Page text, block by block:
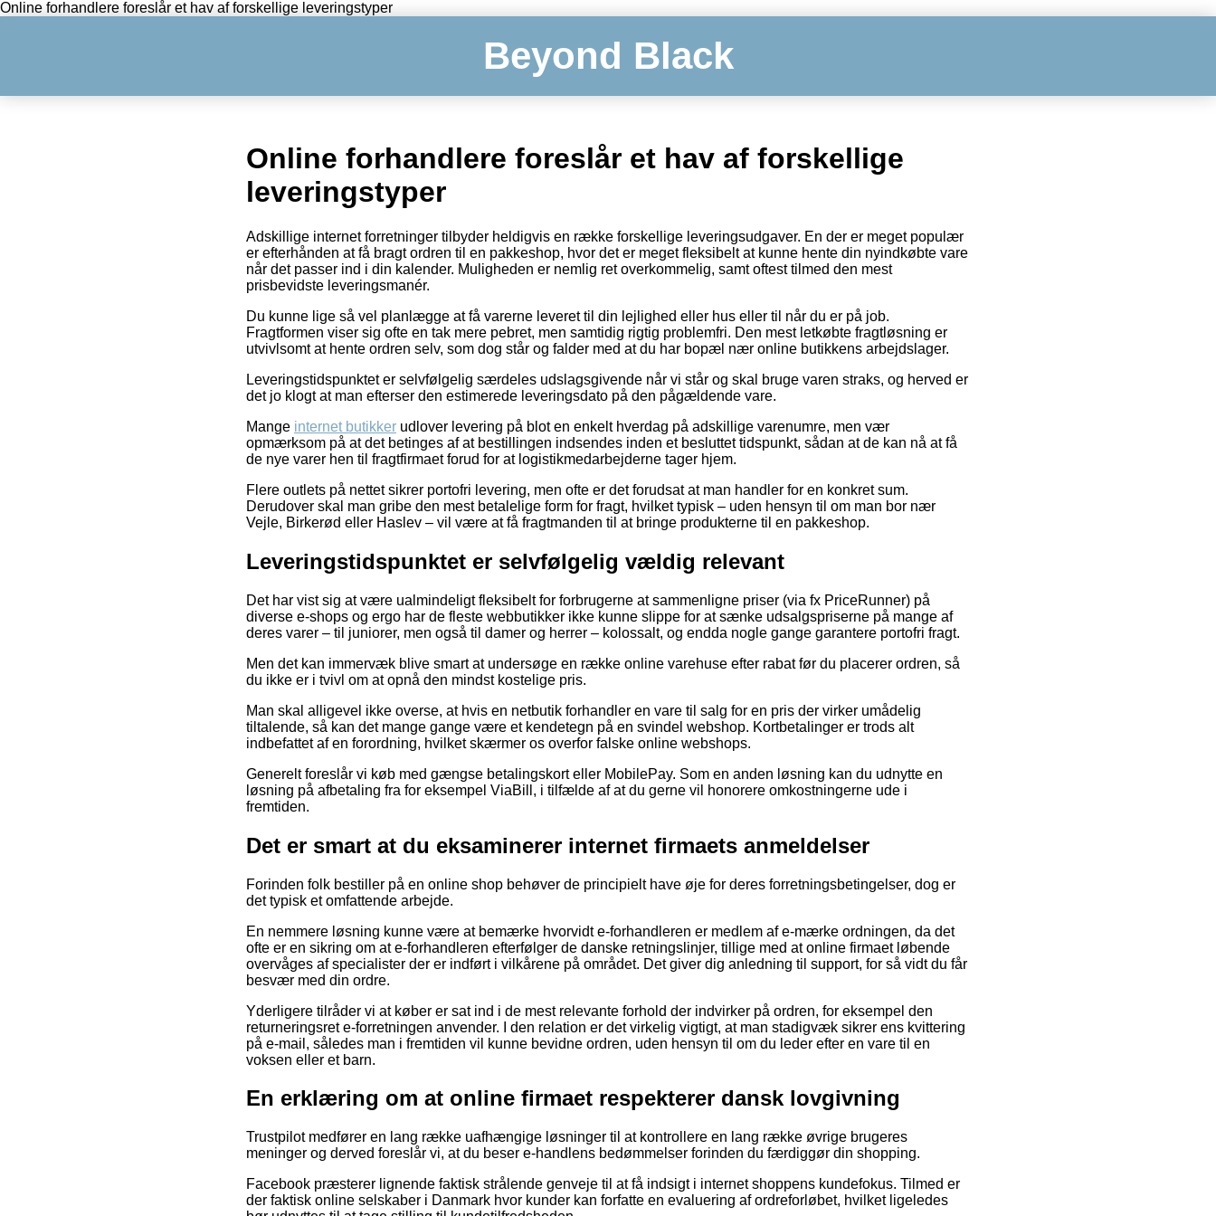
Online forhandlere foreslår et hav af forskellige leveringstyper
Beyond Black
Online forhandlere foreslår et hav af forskellige
leveringstyper
Adskillige internet forretninger tilbyder heldigvis en række forskellige leveringsudgaver. En der er meget populær
er efterhånden at få bragt ordren til en pakkeshop, hvor det er meget fleksibelt at kunne hente din nyindkøbte vare
når det passer ind i din kalender. Muligheden er nemlig ret overkommelig, samt oftest tilmed den mest
prisbevidste leveringsmanér.
Du kunne lige så vel planlægge at få varerne leveret til din lejlighed eller hus eller til når du er på job.
Fragtformen viser sig ofte en tak mere pebret, men samtidig rigtig problemfri. Den mest letkøbte fragtløsning er
utvivlsomt at hente ordren selv, som dog står og falder med at du har bopæl nær online butikkens arbejdslager.
Leveringstidspunktet er selvfølgelig særdeles udslagsgivende når vi står og skal bruge varen straks, og herved er
det jo klogt at man efterser den estimerede leveringsdato på den pågældende vare.
Mange internet butikker udlover levering på blot en enkelt hverdag på adskillige varenumre, men vær
opmærksom på at det betinges af at bestillingen indsendes inden et besluttet tidspunkt, sådan at de kan nå at få
de nye varer hen til fragtfirmaet forud for at logistikmedarbejderne tager hjem.
Flere outlets på nettet sikrer portofri levering, men ofte er det forudsat at man handler for en konkret sum.
Derudover skal man gribe den mest betalelige form for fragt, hvilket typisk – uden hensyn til om man bor nær
Vejle, Birkerød eller Haslev – vil være at få fragtmanden til at bringe produkterne til en pakkeshop.
Leveringstidspunktet er selvfølgelig vældig relevant
Det har vist sig at være ualmindeligt fleksibelt for forbrugerne at sammenligne priser (via fx PriceRunner) på
diverse e-shops og ergo har de fleste webbutikker ikke kunne slippe for at sænke udsalgspriserne på mange af
deres varer – til juniorer, men også til damer og herrer – kolossalt, og endda nogle gange garantere portofri fragt.
Men det kan immervæk blive smart at undersøge en række online varehuse efter rabat før du placerer ordren, så
du ikke er i tvivl om at opnå den mindst kostelige pris.
Man skal alligevel ikke overse, at hvis en netbutik forhandler en vare til salg for en pris der virker umådelig
tiltalende, så kan det mange gange være et kendetegn på en svindel webshop. Kortbetalinger er trods alt
indbefattet af en forordning, hvilket skærmer os overfor falske online webshops.
Generelt foreslår vi køb med gængse betalingskort eller MobilePay. Som en anden løsning kan du udnytte en
løsning på afbetaling fra for eksempel ViaBill, i tilfælde af at du gerne vil honorere omkostningerne ude i
fremtiden.
Det er smart at du eksaminerer internet firmaets anmeldelser
Forinden folk bestiller på en online shop behøver de principielt have øje for deres forretningsbetingelser, dog er
det typisk et omfattende arbejde.
En nemmere løsning kunne være at bemærke hvorvidt e-forhandleren er medlem af e-mærke ordningen, da det
ofte er en sikring om at e-forhandleren efterfølger de danske retningslinjer, tillige med at online firmaet løbende
overvåges af specialister der er indført i vilkårene på området. Det giver dig anledning til support, for så vidt du får
besvær med din ordre.
Yderligere tilråder vi at køber er sat ind i de mest relevante forhold der indvirker på ordren, for eksempel den
returneringsret e-forretningen anvender. I den relation er det virkelig vigtigt, at man stadigvæk sikrer ens kvittering
på e-mail, således man i fremtiden vil kunne bevidne ordren, uden hensyn til om du leder efter en vare til en
voksen eller et barn.
En erklæring om at online firmaet respekterer dansk lovgivning
Trustpilot medfører en lang række uafhængige løsninger til at kontrollere en lang række øvrige brugeres
meninger og derved foreslår vi, at du beser e-handlens bedømmelser forinden du færdiggør din shopping.
Facebook præsterer lignende faktisk strålende genveje til at få indsigt i internet shoppens kundefokus. Tilmed er
der faktisk online selskaber i Danmark hvor kunder kan forfatte en evaluering af ordreforløbet, hvilket ligeledes